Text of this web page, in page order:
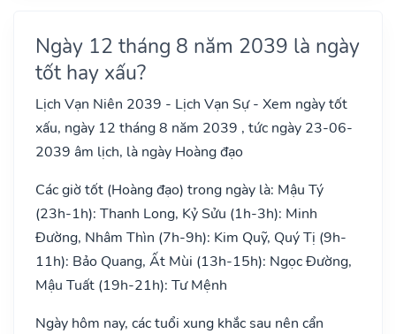
Ngày 12 tháng 8 năm 2039 là ngày
tốt hay xấu?
Lịch Vạn Niên 2039 - Lịch Vạn Sự - Xem ngày tốt
xấu, ngày 12 tháng 8 năm 2039 , tức ngày 23-06-
2039 âm lịch, là ngày Hoàng đạo
Các giờ tốt (Hoàng đạo) trong ngày là: Mậu Tý
(23h-1h): Thanh Long, Kỷ Sửu (1h-3h): Minh
Đường, Nhâm Thìn (7h-9h): Kim Quỹ, Quý Tị (9h-
11h): Bảo Quang, Ất Mùi (13h-15h): Ngọc Đường,
Mậu Tuất (19h-21h): Tư Mệnh
Ngày hôm nay, các tuổi xung khắc sau nên cẩn